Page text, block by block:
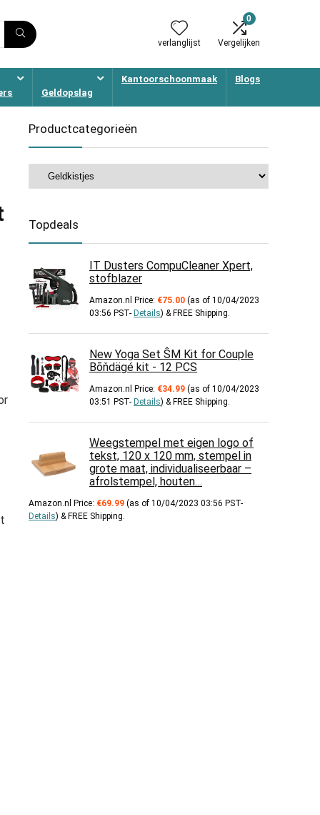
verlanglijst
0
Vergelijken
Geldopslag
Kantoorschoonmaak Blogs
Productcategorieën
Topdeals
IT Dusters CompuCleaner Xpert,
stofblazer
Amazon.nl Price: €75.00 (as of 10/04/2023
03:56 PST- Details) & FREE Shipping.
New Yoga Set ŜM Kit for Couple
Bōňdägé kit - 12 PCS
Amazon.nl Price: €34.99 (as of 10/04/2023
03:51 PST- Details) & FREE Shipping.
Weegstempel met eigen logo of
tekst, 120 x 120 mm, stempel in
grote maat, individualiseerbaar –
afrolstempel, houten…
Amazon.nl Price: €69.99 (as of 10/04/2023 03:56 PST-
Details) & FREE Shipping.